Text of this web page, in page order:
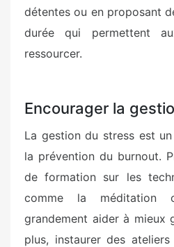
détentes ou en proposant
durée qui permettent
ressourcer.
Encourager la
La gestion du stress est
la prévention du burnout.
de formation sur les
comme la
grandement aider à mieux
plus, instaurer des